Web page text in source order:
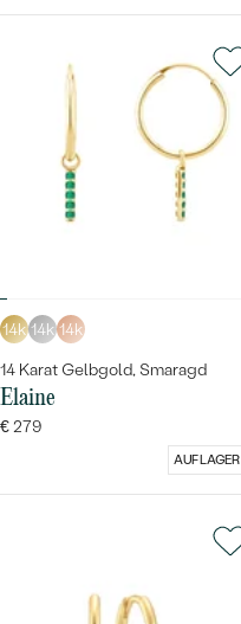
14k 14k 14k
14 Karat Gelbgold, Smaragd
Elaine
€ 279
AUF LAGER